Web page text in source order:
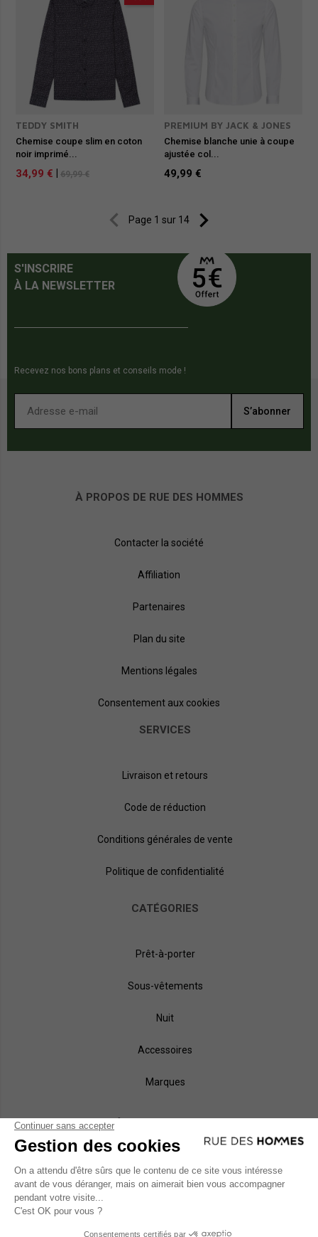
TEDDY SMITH
Chemise coupe slim en coton
noir imprimé...
34,99 € 69,99 €
PREMIUM BY JACK & JONES
Chemise blanche unie à coupe
ajustée col...
49,99 €
 Page 1 sur 14 
S'INSCRIRE
À LA NEWSLETTER
Recevez nos bons plans et conseils mode !
S’abonner
À PROPOS DE RUE DES HOMMES
Contacter la société
Affiliation
Partenaires
Plan du site
Mentions légales
Consentement aux cookies
SERVICES
Livraison et retours
Code de réduction
Conditions générales de vente
Politique de confidentialité
CATÉGORIES
Prêt-à-porter
Sous-vêtements
Nuit
Accessoires
Marques
NOS MÉTHODES DE PAIEMENT
MODES DE LIVRAISON